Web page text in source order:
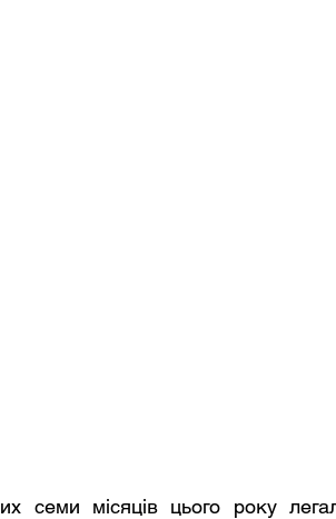
семи місяців цього року